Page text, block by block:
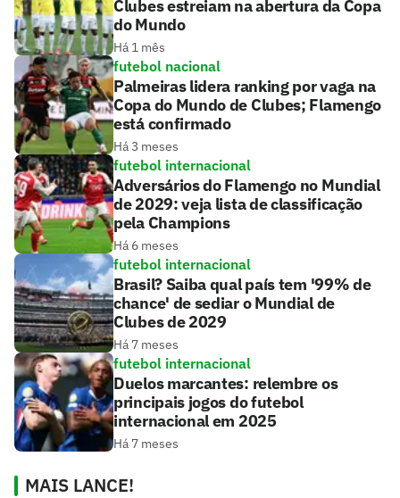
Clubes estreiam na abertura da Copa
do Mundo
Há 1 mês
futebol nacional
Palmeiras lidera ranking por vaga na
Copa do Mundo de Clubes; Flamengo
está confirmado
Há 3 meses
futebol internacional
Adversários do Flamengo no Mundial
de 2029: veja lista de classificação
pela Champions
Há 6 meses
futebol internacional
Brasil? Saiba qual país tem '99% de
chance' de sediar o Mundial de
Clubes de 2029
Há 7 meses
futebol internacional
Duelos marcantes: relembre os
principais jogos do futebol
internacional em 2025
Há 7 meses
MAIS LANCE!